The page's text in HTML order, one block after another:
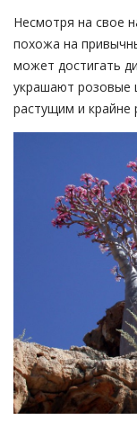
Несмотря на свое
похожа на
может достигать
украшают розовые
растущим и крайне